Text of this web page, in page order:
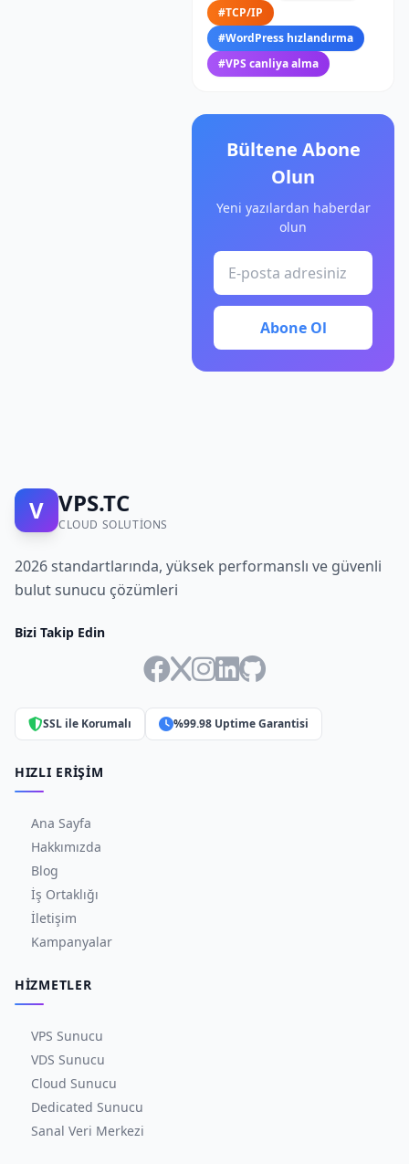
#TCP/IP
#WordPress hızlandırma
#VPS canliya alma
Bültene Abone
Olun
Yeni yazılardan haberdar
olun
Abone Ol
V VPS.TC
CLOUD SOLUTIONS
2026 standartlarında, yüksek performanslı ve güvenli
bulut sunucu çözümleri
Bizi Takip Edin
SSL ile Korumalı %99.98 Uptime Garantisi
HIZLI ERIŞIM
Ana Sayfa
Hakkımızda
Blog
İş Ortaklığı
İletişim
Kampanyalar
HIZMETLER
VPS Sunucu
VDS Sunucu
Cloud Sunucu
Dedicated Sunucu
Sanal Veri Merkezi